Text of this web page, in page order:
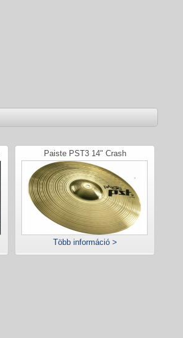
Paiste PST3 14" Crash
Több információ >